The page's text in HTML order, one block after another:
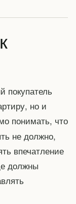
покупатель
но и
понимать, что
не должно,
впечатление
должны